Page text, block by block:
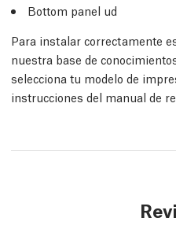
Bottom panel ud
Para instalar correctamente
nuestra base de
selecciona tu modelo de
instrucciones del manual de